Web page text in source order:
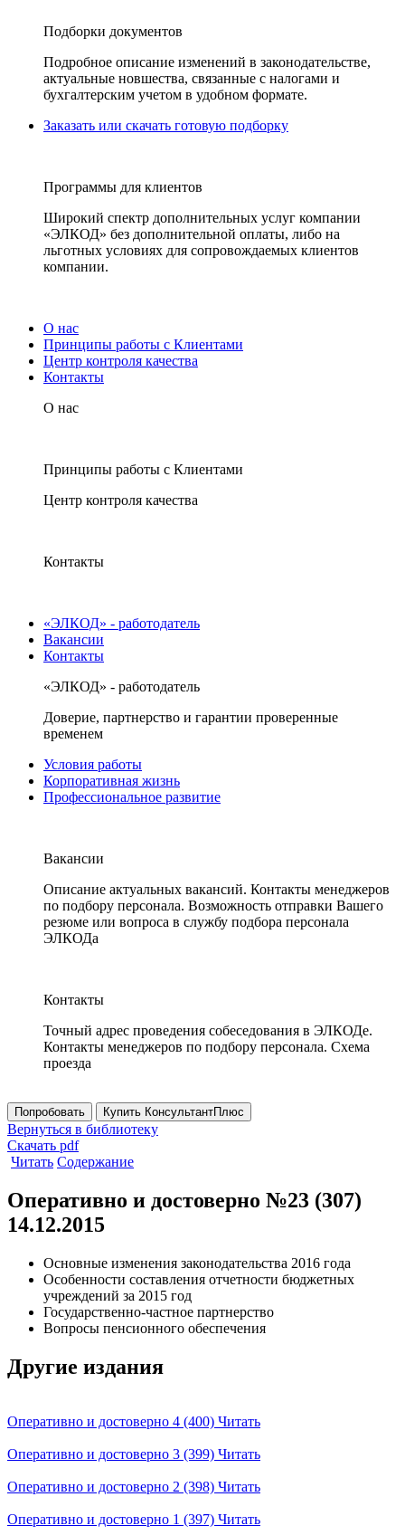
Подборки документов
Подробное описание изменений в законодательстве,
актуальные новшества, связанные с налогами и
бухгалтерским учетом в удобном формате.
Заказать или скачать готовую подборку
Программы для клиентов
Широкий спектр дополнительных услуг компании
«ЭЛКОД» без дополнительной оплаты, либо на
льготных условиях для сопровождаемых клиентов
компании.
О нас
Принципы работы с Клиентами
Центр контроля качества
Контакты
О нас
Принципы работы с Клиентами
Центр контроля качества
Контакты
«ЭЛКОД» - работодатель
Вакансии
Контакты
«ЭЛКОД» - работодатель
Доверие, партнерство и гарантии проверенные
временем
Условия работы
Корпоративная жизнь
Профессиональное развитие
Вакансии
Описание актуальных вакансий. Контакты менеджеров
по подбору персонала. Возможность отправки Вашего
резюме или вопроса в службу подбора персонала
ЭЛКОДа
Контакты
Точный адрес проведения собеседования в ЭЛКОДе.
Контакты менеджеров по подбору персонала. Схема
проезда
Попробовать Купить КонсультантПлюс
Вернуться в библиотеку
Скачать pdf
Читать Содержание
Оперативно и достоверно №23 (307)
14.12.2015
Основные изменения законодательства 2016 года
Особенности составления отчетности бюджетных
учреждений за 2015 год
Государственно-частное партнерство
Вопросы пенсионного обеспечения
Другие издания
Оперативно и достоверно 4 (400) Читать
Оперативно и достоверно 3 (399) Читать
Оперативно и достоверно 2 (398) Читать
Оперативно и достоверно 1 (397) Читать